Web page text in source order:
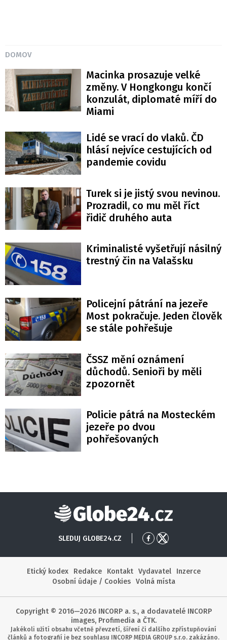
DOMOV
Macinka prosazuje velké
změny. V Hongkongu končí
konzulát, diplomaté míří do
Miami
Lidé se vrací do vlaků. ČD
hlásí nejvíce cestujících od
pandemie covidu
Turek si je jistý svou nevinou.
Prozradil, co mu měl říct
řidič druhého auta
Kriminalisté vyšetřují násilný
trestný čin na Valašsku
Policejní pátrání na jezeře
Most pokračuje. Jeden člověk
se stále pohřešuje
ČSSZ mění oznámení
důchodů. Senioři by měli
zpozornět
Policie pátrá na Mosteckém
jezeře po dvou
pohřešovaných
Globe24
SLEDUJ GLOBE24.CZ
PřejítPřejít
Etický kodex
Redakce Kontakt Vydavatel
Inzerce
Osobní údaje / Cookies
Volná místa
Copyright © 2016—2026 INCORP a. s., a dodavatelé INCORP
images, Profimedia a ČTK.
Jakékoli užití obsahu včetně převzetí, šíření či dalšího zpřístupňování
článků a fotografií je bez souhlasu INCORP MEDIA GROUP s.r.o. zakázáno.